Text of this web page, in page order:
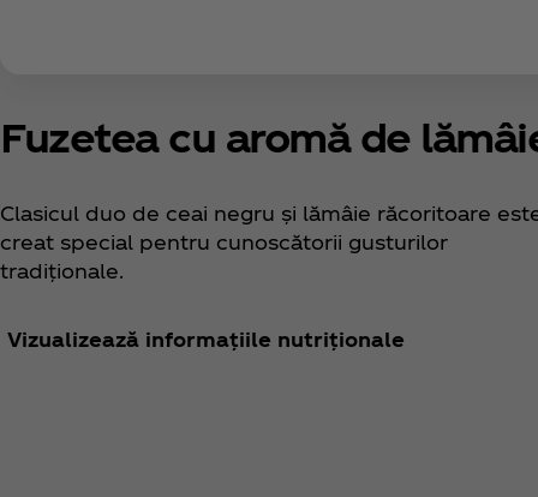
Fuzetea cu aromă de
Clasicul duo de ceai negru și lămâie răcoritoare
creat special pentru cunoscătorii gusturilor
tradiționale.
Vizualizează informațiile nutriționale